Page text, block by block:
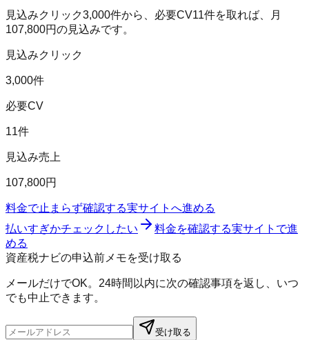
見込みクリック3,000件から、必要CV11件を取れば、月
107,800円の見込みです。
見込みクリック
3,000件
必要CV
11件
見込み売上
107,800円
料金で止まらず確認する実サイトへ進める
払いすぎかチェックしたい
料金を確認する実サイトで進
める
資産税ナビの申込前メモを受け取る
メールだけでOK。24時間以内に次の確認事項を返し、いつ
でも中止できます。
受け取る